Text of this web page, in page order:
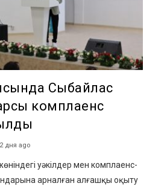
Сыбайлас
комплаенс
2 дня ago
уәкілдер мен комплаенс-
арналған алғашқы оқыту